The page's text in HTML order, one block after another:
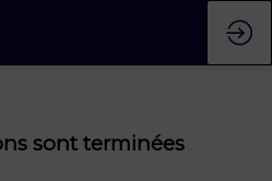
sont terminées